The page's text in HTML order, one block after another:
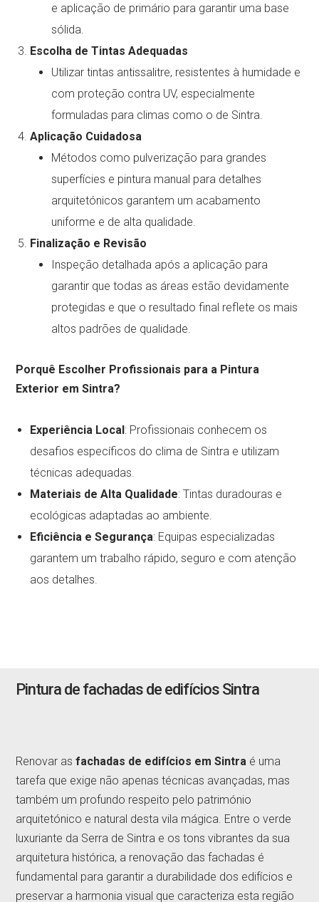
e aplicação de primário para garantir uma base
sólida.
Escolha de Tintas Adequadas
Utilizar tintas antissalitre, resistentes à humidade e
com proteção contra UV, especialmente
formuladas para climas como o de Sintra.
Aplicação Cuidadosa
Métodos como pulverização para grandes
superfícies e pintura manual para detalhes
arquitetónicos garantem um acabamento
uniforme e de alta qualidade.
Finalização e Revisão
Inspeção detalhada após a aplicação para
garantir que todas as áreas estão devidamente
protegidas e que o resultado final reflete os mais
altos padrões de qualidade.
Porquê Escolher Profissionais para a Pintura
Exterior em Sintra?
Experiência Local: Profissionais conhecem os
desafios específicos do clima de Sintra e utilizam
técnicas adequadas.
Materiais de Alta Qualidade: Tintas duradouras e
ecológicas adaptadas ao ambiente.
Eficiência e Segurança: Equipas especializadas
garantem um trabalho rápido, seguro e com atenção
aos detalhes.
Pintura de fachadas de edifícios Sintra
Renovar asfachadas de edifícios em Sintra é uma
tarefa que exige não apenas técnicas avançadas, mas
também um profundo respeito pelo património
arquitetónico e natural desta vila mágica. Entre o verde
luxuriante da Serra de Sintra e os tons vibrantes da sua
arquitetura histórica, a renovação das fachadas é
fundamental para garantir a durabilidade dos edifícios e
preservar a harmonia visual que caracteriza esta região